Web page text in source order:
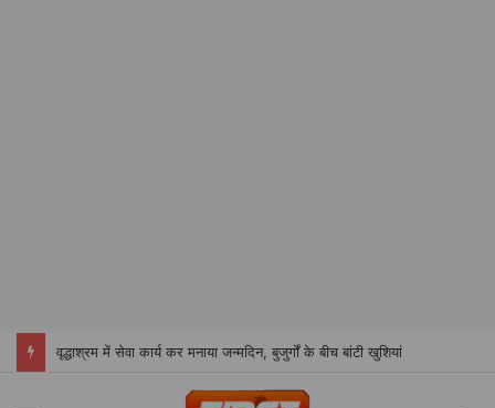
वृद्धाश्रम में सेवा कार्य कर मनाया जन्मदिन, बुजुर्गों के बीच बांटी खुशियां